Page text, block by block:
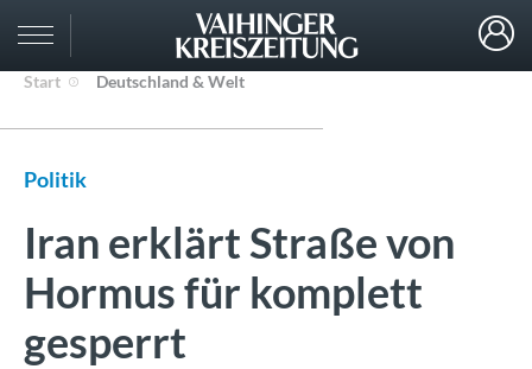
Start Deutschland & Welt
Politik
Iran erklärt Straße von
Hormus für komplett
gesperrt